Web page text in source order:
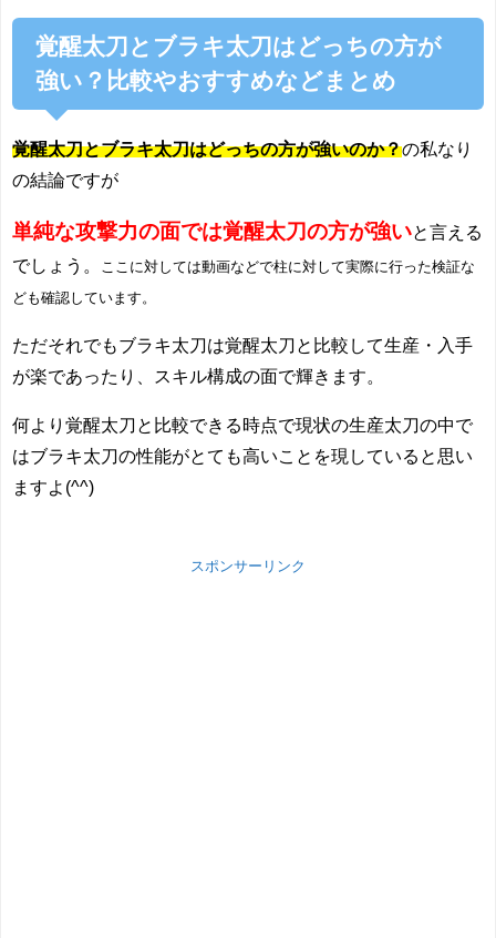
覚醒太刀とブラキ太刀はどっちの方が
強い？比較やおすすめなどまとめ
覚醒太刀とブラキ太刀はどっちの方が強いのか？の私なり
の結論ですが
単純な攻撃力の面では覚醒太刀の方が強いと言える
でしょう。
ここに対しては動画などで柱に対して実際に行った検証な
ども確認しています。
ただそれでもブラキ太刀は覚醒太刀と比較して生産・入手
が楽であったり、スキル構成の面で輝きます。
何より覚醒太刀と比較できる時点で現状の生産太刀の中で
はブラキ太刀の性能がとても高いことを現していると思い
ますよ(^^)
スポンサーリンク